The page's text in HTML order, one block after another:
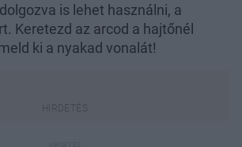
is lehet használni, a
Keretezd az arcod a hajtőnél
ki a nyakad vonalát!